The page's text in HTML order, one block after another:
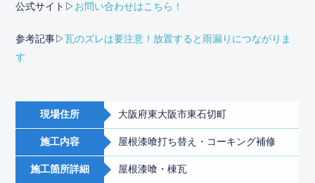
公式サイト▷ お問い合わせはこちら！
参考記事▷瓦のズレは要注意！放置すると雨漏りにつながりま
す
現場住所 大阪府東大阪市東石切町
施工内容 屋根漆喰打ち替え・コーキング補修
施工箇所詳細 屋根漆喰・棟瓦